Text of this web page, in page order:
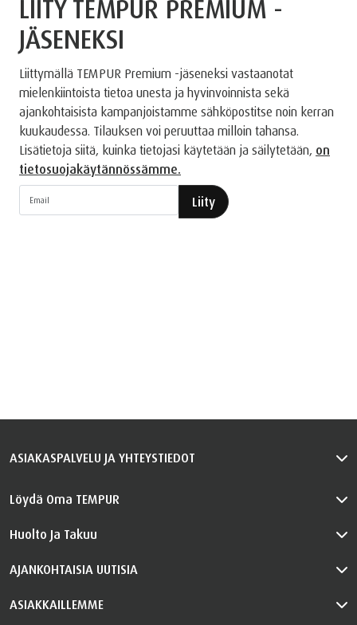
LIITY TEMPUR PREMIUM -
JÄSENEKSI
Liittymällä TEMPUR Premium -jäseneksi vastaanotat
mielenkiintoista tietoa unesta ja hyvinvoinnista sekä
ajankohtaisista kampanjoistamme sähköpostitse noin kerran
kuukaudessa. Tilauksen voi peruuttaa milloin tahansa.
Lisätietoja siitä, kuinka tietojasi käytetään ja säilytetään, on
tietosuojakäytännössämme.
Liity
ASIAKASPALVELU JA YHTEYSTIEDOT
Löydä Oma TEMPUR
Huolto Ja Takuu
AJANKOHTAISIA UUTISIA
ASIAKKAILLEMME